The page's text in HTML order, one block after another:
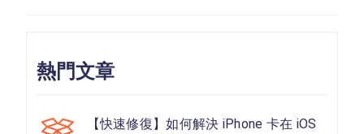
熱門文章
【快速修復】如何解決 iPhone 卡在 iOS